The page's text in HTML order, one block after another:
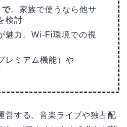
で。家族で使うなら他サ
検討
魅力。Wi-Fi環境での視
レミアム機能）や
営する、音楽ライブや独占配